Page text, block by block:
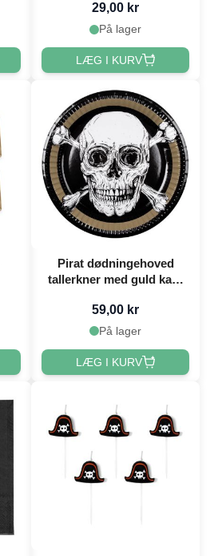
29,00 kr
På lager
LÆG I KURV
Pirat dødningehoved
tallerkner med guld kant
59,00 kr
På lager
LÆG I KURV